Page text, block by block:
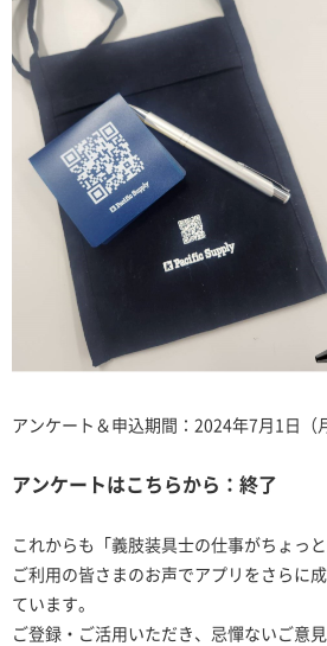
アンケート＆申込期間：2024年7月1日（
アンケートはこちらから：終了
これからも「義肢装具士の仕事がちょっ
ご利用の皆さまのお声でアプリをさらに
ています。
ご登録・ご活用いただき、忌憚ないご意